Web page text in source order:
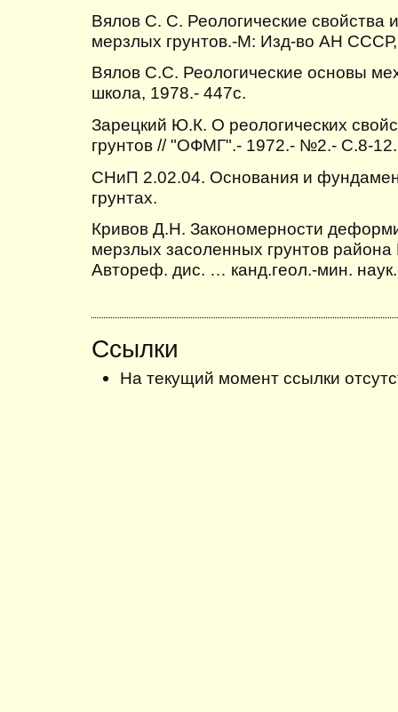
Вялов С. С. Реологические свойства
мерзлых грунтов.-М: Изд-во АН
Вялов С.С. Реологические основы
школа, 1978.- 447с.
Зарецкий Ю.К. О реологических
грунтов // "ОФМГ".- 1972.- №2.- С.8-12.
СНиП 2.02.04. Основания и
грунтах.
Кривов Д.Н. Закономерности
мерзлых засоленных грунтов
Автореф. дис. … канд.геол.-мин.
Ссылки
На текущий момент ссылки